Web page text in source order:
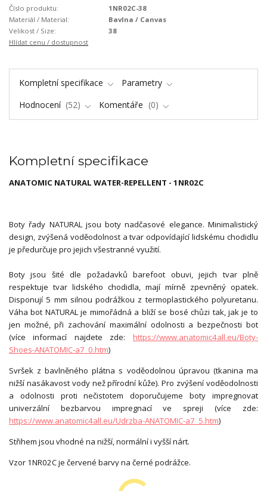
Číslo produktu:
1NR02C-38
Materiál / Material:
Bavlna / Canvas
Velikost / Size:
38
Hlídat cenu / dostupnost
Kompletní specifikace
Parametry
Hodnocení
52 Komentáře 0
Kompletní specifikace
ANATOMIC NATURAL WATER-REPELLENT - 1NR02C
Boty řady NATURAL jsou boty nadčasové elegance. Minimalistický
design, zvýšená voděodolnost a tvar odpovídající lidskému chodidlu
je předurčuje pro jejich všestranné využití.
Boty jsou šité dle požadavků barefoot obuvi, jejich tvar plně
respektuje tvar lidského chodidla, mají mírně zpevněný opatek.
Disponují 5 mm silnou podrážkou z termoplastického polyuretanu.
Váha bot NATURAL je mimořádná a bliží se bosé chůzi tak, jak je to
jen možné, při zachování maximální odolnosti a bezpečnosti bot
(více informací najdete zde: https://www.anatomic4all.eu/Boty-
Shoes-ANATOMIC-a7_0.htm)
Svršek z bavlněného plátna s voděodolnou úpravou (tkanina ma
nižší nasákavost vody než přírodní kůže). Pro zvýšení voděodolnosti
a odolnosti proti nečistotem doporučujeme boty impregnovat
univerzální bezbarvou impregnací ve spreji (více zde:
https://www.anatomic4all.eu/Udrzba-ANATOMIC-a7_5.htm)
Střihem jsou vhodné na nižší, normální i vyšší nárt.
Vzor 1NR02C je červené barvy na černé podrážce.